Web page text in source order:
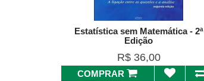
Estatística sem Matemática - 2ª
Edição
R$ 36,00
COMPRAR